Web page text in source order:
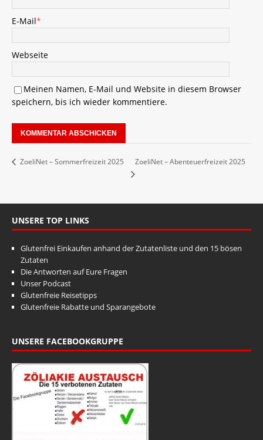
E-Mail*
Webseite
Meinen Namen, E-Mail und Website in diesem Browser
speichern, bis ich wieder kommentiere.
ZoeliNet – Sommerfreizeit 2025 ZoeliNet – Abenteuerfreizeit 2025
UNSERE TOP LINKS
Glutenfrei Einkaufen anhand der Zutatenliste und den 15 bösen
Zutaten
Die Antworten auf Eure Fragen
Unser Podcast
Glutenfreie Reisetipps
Glutenfreie Rabatte und Sparangebote
UNSERE FACEBOOKGRUPPE